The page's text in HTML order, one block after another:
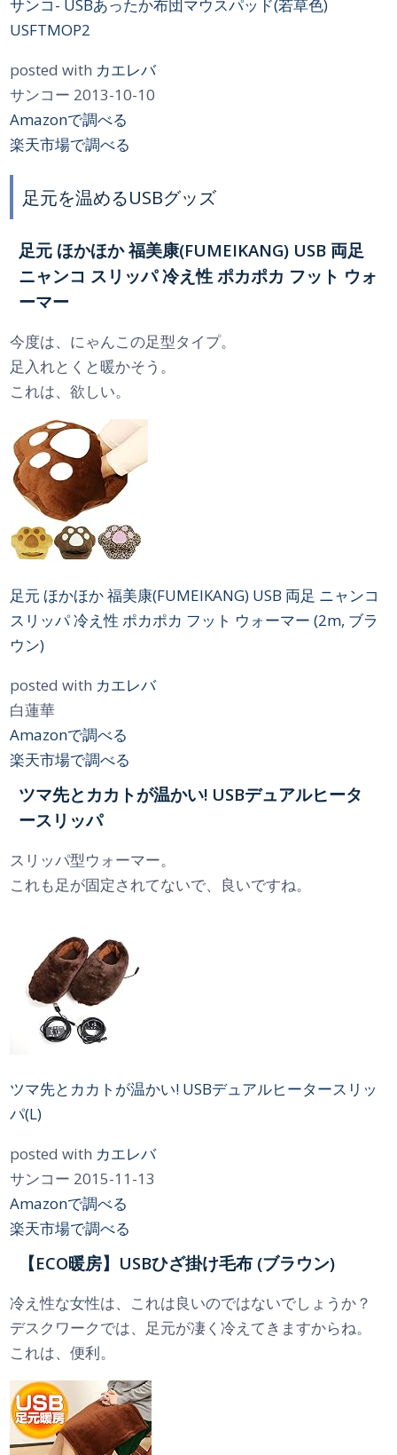
サンコ- USBあったか布団マウスパッド(若草色)
USFTMOP2
posted with カエレバ
サンコー 2013-10-10
Amazonで調べる
楽天市場で調べる
足元を温めるUSBグッズ
足元 ほかほか 福美康(FUMEIKANG) USB 両足
ニャンコ スリッパ 冷え性 ポカポカ フット ウォ
ーマー
今度は、にゃんこの足型タイプ。
足入れとくと暖かそう。
これは、欲しい。
足元 ほかほか 福美康(FUMEIKANG) USB 両足 ニャンコ
スリッパ 冷え性 ポカポカ フット ウォーマー (2m, ブラ
ウン)
posted with カエレバ
白蓮華
Amazonで調べる
楽天市場で調べる
ツマ先とカカトが温かい! USBデュアルヒータ
ースリッパ
スリッパ型ウォーマー。
これも足が固定されてないで、良いですね。
ツマ先とカカトが温かい! USBデュアルヒータースリッ
パ(L)
posted with カエレバ
サンコー 2015-11-13
Amazonで調べる
楽天市場で調べる
【ECO暖房】USBひざ掛け毛布 (ブラウン)
冷え性な女性は、これは良いのではないでしょうか？
デスクワークでは、足元が凄く冷えてきますからね。
これは、便利。